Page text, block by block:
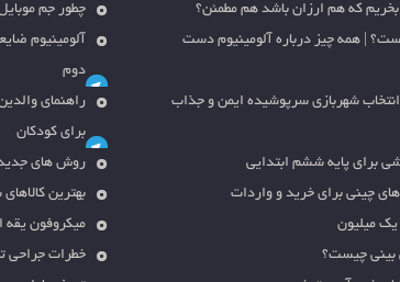
که هم ارزان باشد هم مطمئن؟
| همه چیز درباره آلومینیوم دست
انتخاب شهربازی سرپوشیده ایمن و جذاب
برای پایه ششم ابتدایی
چینی برای خرید و واردات
یک میلیون
بینی چیست؟
چطور جم
آلومینیوم
دوم
راهنمای
برای کودکان
روش های جدید
بهترین
میکروفون یقه
خطرات جراحی